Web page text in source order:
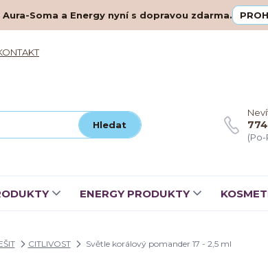
Soma a Energy nyní s dopravou zdarma.
Hledat
(Po-
ENERGY PRODUKTY
CITLIVOST Světle korálový pomander 17 - 2,5 ml